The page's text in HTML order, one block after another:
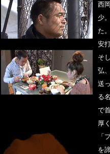
西
少
た
安
そ
弘
送
る
で
厚
「
を